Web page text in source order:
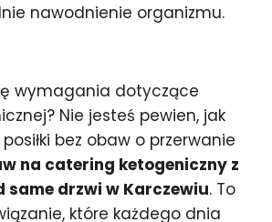
nawodnienie organizmu.
wymagania dotyczące
Nie jesteś pewien, jak
bez obaw o przerwanie
na catering ketogeniczny z
same drzwi w Karczewiu. To
które każdego dnia